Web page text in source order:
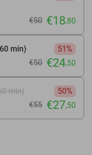
€50 €18,80
min)
51%
€50 €24,50
min)
50%
€55 €27,50